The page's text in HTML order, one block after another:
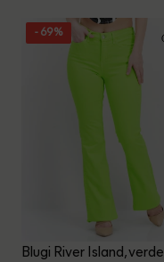
- 69%
Blugi River Island, verde